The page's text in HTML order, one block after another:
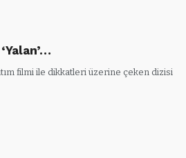
filmi ile dikkatleri üzerine çeken dizisi